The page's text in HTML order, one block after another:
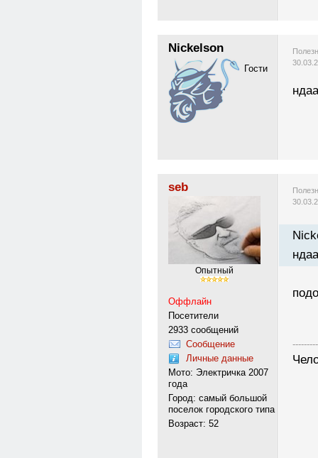
Nickelson
Гости
seb
Опытный
Оффлайн
Посетители
2933 сообщений
Сообщение
Личные данные
Мото: Электричка 2007
года
Город: самый большой
поселок городского типа
Возраст: 52